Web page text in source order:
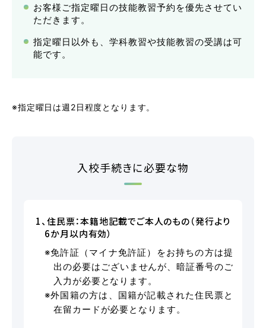
各校紹介
マイマイスクール笹丘
笹丘校ブログ
お客様ご指定曜日の技能教習予約を優先させてい
ただきます。
指定曜日以外も、学科教習や技能教習の受講は可
能です。
※指定曜日は週2日程度となります。
入校手続きに必要な物
1、住民票：本籍地記載でご本人のもの（発行より
6か月以内有効）
※免許証（マイナ免許証）をお持ちの方は提
出の必要はございませんが、暗証番号のご
入力が必要となります。
※外国籍の方は、国籍が記載された住民票と
在留カードが必要となります。